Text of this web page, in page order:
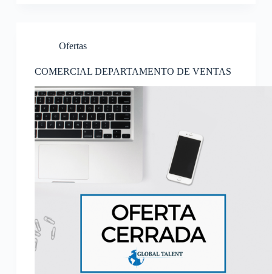
Ofertas
COMERCIAL DEPARTAMENTO DE VENTAS